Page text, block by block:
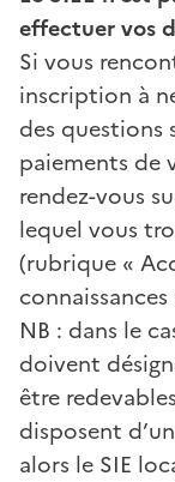
effectuer vos
Si vous
inscription à
des questions
paiements de
rendez-vous
lequel vous
(rubrique «
connaissances
NB : dans le
doivent
être
disposent
alors le SIE